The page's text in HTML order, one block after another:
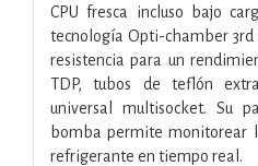
CPU fresca incluso bajo
tecnología Opti-chamber 3rd
resistencia para un
TDP, tubos de teflón
universal multisocket. Su
bomba permite monitorear
refrigerante en tiempo real.